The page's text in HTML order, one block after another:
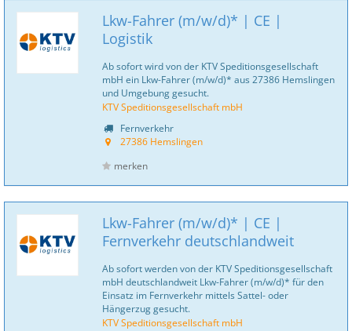
Lkw-Fahrer (m/w/d)* | CE |
Logistik
Ab sofort wird von der KTV Speditionsgesellschaft
mbH ein Lkw-Fahrer (m/w/d)* aus 27386 Hemslingen
und Umgebung gesucht.
KTV Speditionsgesellschaft mbH
Fernverkehr
27386 Hemslingen
merken
Lkw-Fahrer (m/w/d)* | CE |
Fernverkehr deutschlandweit
Ab sofort werden von der KTV Speditionsgesellschaft
mbH deutschlandweit Lkw-Fahrer (m/w/d)* für den
Einsatz im Fernverkehr mittels Sattel- oder
Hängerzug gesucht.
KTV Speditionsgesellschaft mbH